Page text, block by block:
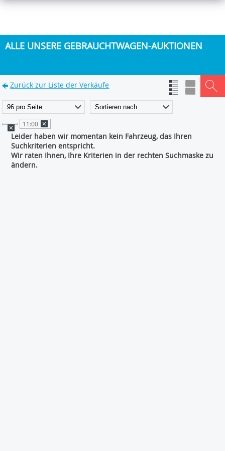
ALLE UNSERE GEBRAUCHTWAGEN-AUKTIONEN
Zurück zur Liste der Verkäufe
11:00
Leider haben wir momentan kein Fahrzeug, das Ihren
Suchkriterien entspricht.
Wir raten Ihnen, Ihre Kriterien in der rechten Suchmaske zu
ändern.